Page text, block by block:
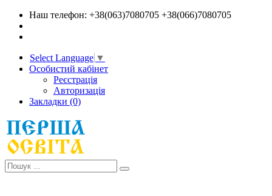
Наш телефон: +38(063)7080705 +38(066)7080705
Select Language ▼
Особистий кабінет
Реєстрація
Авторизація
Закладки (0)